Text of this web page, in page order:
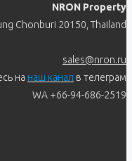
NRON Property
Chonburi 20150, Thailand
sales@nron.ru
на наш канал в телеграм
WA +66-94-686-2519